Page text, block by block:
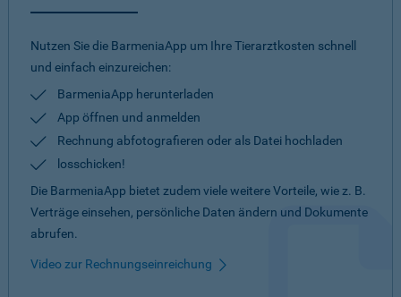
Nutzen Sie die BarmeniaApp um Ihre Tierarztkosten schnell
und einfach einzureichen:
BarmeniaApp herunterladen
App öffnen und anmelden
Rechnung abfotografieren oder als Datei hochladen
losschicken!
Die BarmeniaApp bietet zudem viele weitere Vorteile, wie z. B.
Verträge einsehen, persönliche Daten ändern und Dokumente
abrufen.
Video zur Rechnungseinreichung